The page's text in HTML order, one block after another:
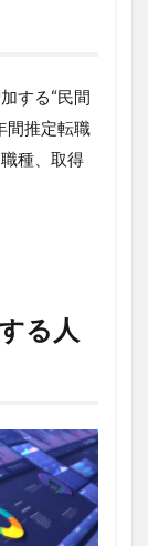
する“民間
間推定転職
種、取得
る人